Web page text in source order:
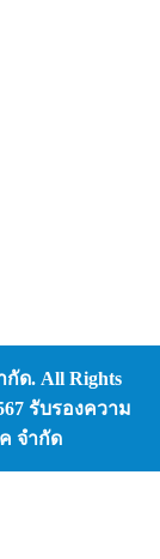
ด. All Rights
รับรองความ
จำกัด